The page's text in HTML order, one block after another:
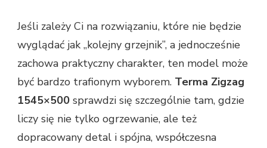
Jeśli zależy Ci na rozwiązaniu, które nie będzie
wyglądać jak „kolejny grzejnik”, a jednocześnie
zachowa praktyczny charakter, ten model może
być bardzo trafionym wyborem. Terma Zigzag
1545×500 sprawdzi się szczególnie tam, gdzie
liczy się nie tylko ogrzewanie, ale też
dopracowany detal i spójna, współczesna